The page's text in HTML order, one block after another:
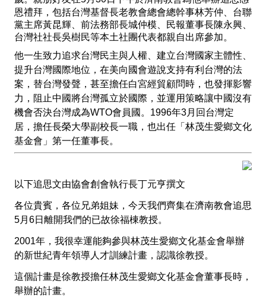
恩禮拜，包括台灣基督長老教會總會總幹事林芳仲、台聯
黨主席黃昆輝、前法務部長城仲模、民報董事長陳永興、
台灣社社長吳樹民等本土社團代表都親自出席參加。
他一生致力追求台灣民主與人權、建立台灣國家主體性、
提升台灣國際地位，在美向國會遊說支持有利台灣的法
案，替台灣發聲，甚至擔任白宮經貿顧問時，也發揮影響
力，阻止中國將台灣孤立於國際，並運用策略讓中國沒有
機會否決台灣成為WTO會員國。 1996年3月回台灣定
居，擔任長榮大學副校長一職，也出任「林茂生愛鄉文化
基金會」第一任董事長。
以下追思文由協會創會執行長丁元亨撰文
各位貴賓，各位兄弟姐妹，今天我們齊集在濟南教會追思
5月 6日離開我們的已故徐福棟教授。
2001年，我很幸運能夠參與林茂生愛鄉文化基金會舉辦
的新世紀青年領導人才訓練計畫，認識徐教授。
這個計畫是徐教授擔任林茂生愛鄉文化基金會董事長時，
舉辦的計畫。